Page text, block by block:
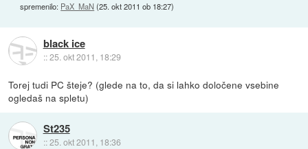
spremenilo: PaX_MaN (25. okt 2011 ob 18:27)
black ice
::25. okt 2011, 18:29
Torej tudi PC šteje? (glede na to, da si lahko določene vsebine
ogledaš na spletu)
St235
::25. okt 2011, 18:36